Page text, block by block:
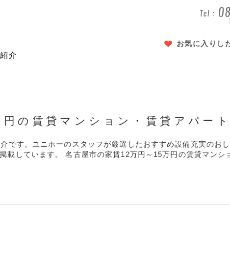
介
お気に入りし
の賃貸マンション・賃貸アパート
です。ユニホーのスタッフが厳選したおすすめ設備充実のお
しています。 名古屋市の家賃12万円～15万円の賃貸マンシ